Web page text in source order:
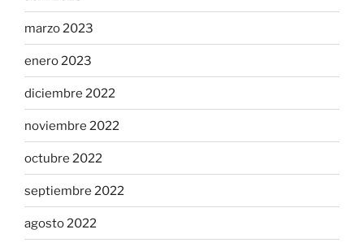
marzo 2023
enero 2023
diciembre 2022
noviembre 2022
octubre 2022
septiembre 2022
agosto 2022